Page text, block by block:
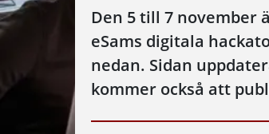
Den 5 till 7 november
eSams digitala
nedan. Sidan
kommer också att